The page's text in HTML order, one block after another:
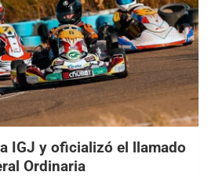
IGJ y oficializó el llamado
Ordinaria